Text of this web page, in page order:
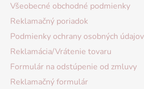
Všeobecné obchodné podmienky
Reklamačný poriadok
Podmienky ochrany osobných údajov
Reklamácia/Vrátenie tovaru
Formulár na odstúpenie od zmluvy
Reklamačný formulár